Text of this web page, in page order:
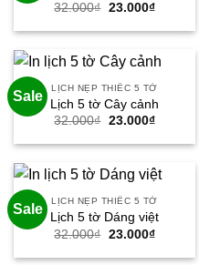
32.000₫ Giá
là:
23.000₫Giá
tại
23.000₫.
Sale
LỊCH NẸP THIẾC 5 TỜ
Lịch 5 tờ Cây cảnh
32.000₫ Giá
là:
23.000₫Giá
tại
23.000₫.
Sale
LỊCH NẸP THIẾC 5 TỜ
Lịch 5 tờ Dáng việt
32.000₫ Giá
là:
23.000₫Giá
tại